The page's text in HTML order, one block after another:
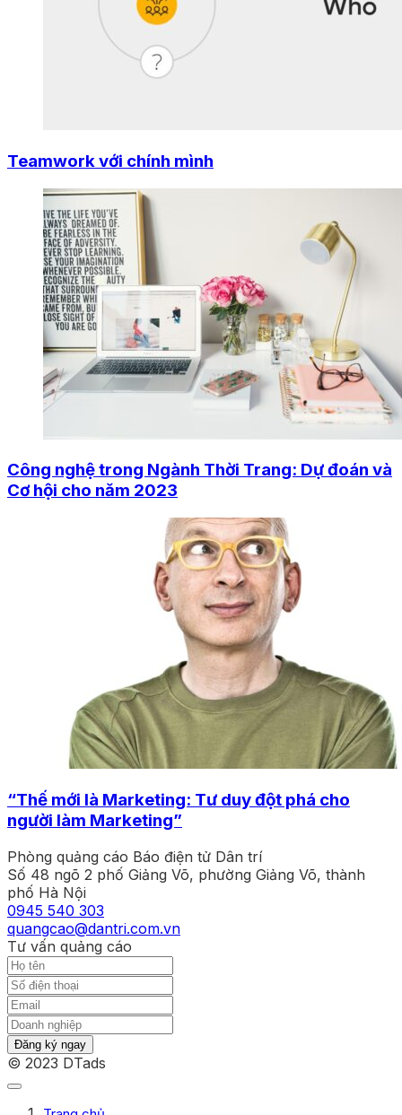
Teamwork với chính mình
Công nghệ trong Ngành Thời Trang: Dự đoán và
Cơ hội cho năm 2023
“Thế mới là Marketing: Tư duy đột phá cho
người làm Marketing”
Phòng quảng cáo Báo điện tử Dân trí
Số 48 ngõ 2 phố Giảng Võ, phường Giảng Võ, thành
phố Hà Nội
0945 540 303
quangcao@dantri.com.vn
Tư vấn quảng cáo
Đăng ký ngay
© 2023 DTads